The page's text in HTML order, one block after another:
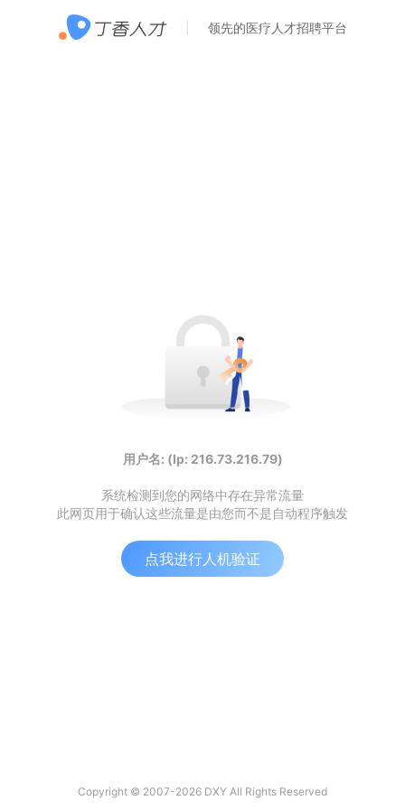
领先的医疗人才招聘平台
用户名: (Ip: 216.73.216.79)
系统检测到您的网络中存在异常流量
此网页用于确认这些流量是由您而不是自动程序触发
点我进行人机验证
Copyright © 2007-2026 DXY All Rights Reserved